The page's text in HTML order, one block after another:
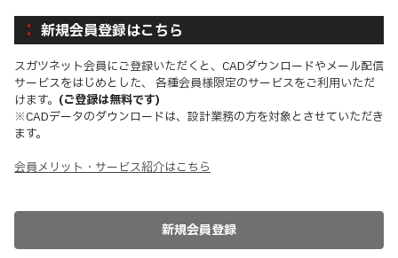
新規会員登録はこちら
スガツネット会員にご登録いただくと、CADダウンロードやメール配信
サービスをはじめとした、 各種会員様限定のサービスをご利用いただ
けます。 (ご登録は無料です)
※CADデータのダウンロードは、設計業務の方を対象とさせていただき
ます。
会員メリット・サービス紹介はこちら